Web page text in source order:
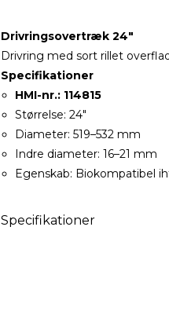
Drivringsovertræk 24"
Drivring med sort rillet
Specifikationer
HMI-nr.: 114815
Størrelse: 24"
Diameter: 519–532 mm
Indre diameter: 16–21 mm
Egenskab: Biokompatibel
Specifikationer